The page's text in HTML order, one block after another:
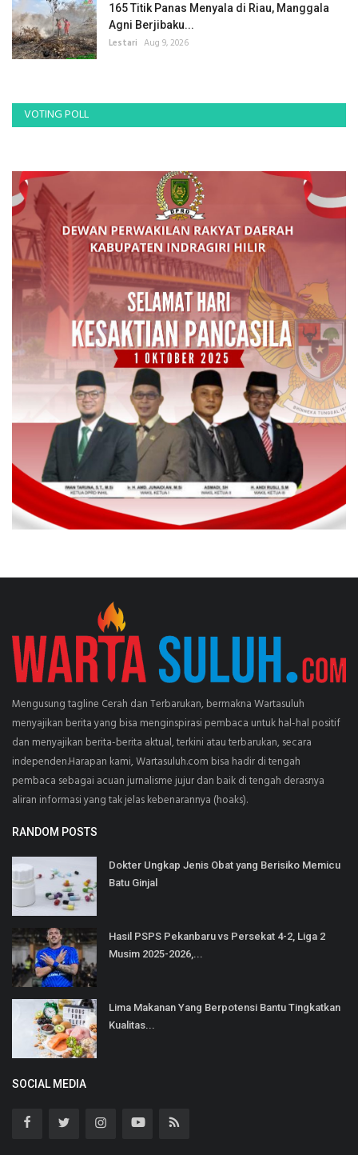
165 Titik Panas Menyala di Riau, Manggala
Agni Berjibaku...
Lestari Aug 9, 2026
VOTING POLL
Mengusung tagline Cerah dan Terbarukan, bermakna Wartasuluh
menyajikan berita yang bisa menginspirasi pembaca untuk hal-hal positif
dan menyajikan berita-berita aktual, terkini atau terbarukan, secara
independen.Harapan kami, Wartasuluh.com bisa hadir di tengah
pembaca sebagai acuan jurnalisme jujur dan baik di tengah derasnya
aliran informasi yang tak jelas kebenarannya (hoaks).
RANDOM POSTS
Dokter Ungkap Jenis Obat yang Berisiko Memicu
Batu Ginjal
Hasil PSPS Pekanbaru vs Persekat 4-2, Liga 2
Musim 2025-2026,...
Lima Makanan Yang Berpotensi Bantu Tingkatkan
Kualitas...
SOCIAL MEDIA